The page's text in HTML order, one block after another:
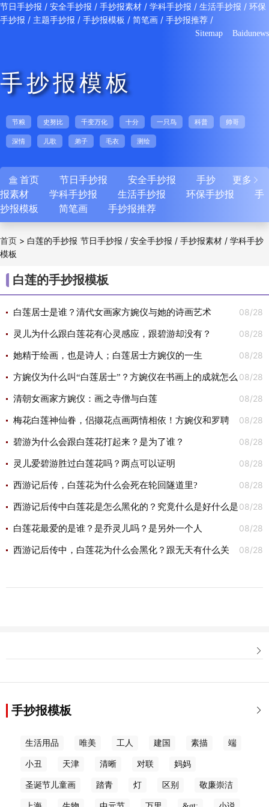
节日手抄报 / 安全手抄报 / 手抄报素材 / 学科手抄报 / 生活手抄报 / 环保
手抄报 / 主题手抄报 / 手抄报模板 / 简笔画 / 手抄报推荐 /
Sitemap Baidunews
手抄报模板
节粮 史努比 千变万化 十分 一只鸟 科普 帅哥
深情 儿歌 弟子 毛衣 测绘
更多 
 首页 节日手抄报 安全手抄报
手抄
报素材
学科手抄报 生活手抄报 环保手抄报
手
抄报模板
简笔画 手抄报推荐
节日手抄报 /安全手抄报 /手抄报素材 /学科手抄
首页 > 白莲的手抄报
模板
白莲的手抄报模板
08/28
白莲居士是谁？清代女画家方婉仪与她的诗画艺术
08/28
灵儿为什么跟白莲花有心灵感应，跟碧游却没有？
08/28
她精于绘画，也是诗人；白莲居士方婉仪的一生
08/28
方婉仪为什么叫“白莲居士”？方婉仪在书画上的成就怎么
样？ 08/28
清朝女画家方婉仪：画之寺僧与白莲
08/28
梅花白莲神仙眷，侣撷花点画两情相依！方婉仪和罗聘
08/28
碧游为什么会跟白莲花打起来？是为了谁？
08/28
灵儿爱碧游胜过白莲花吗？两点可以证明
08/28
西游记后传，白莲花为什么会死在轮回隧道里?
08/28
西游记后传中白莲花是怎么黑化的？究竟什么是好什么是
坏角度不同而已！ 08/28
白莲花最爱的是谁？是乔灵儿吗？是另外一个人
08/28
西游记后传中，白莲花为什么会黑化？跟无天有什么关


手抄报模板
生活用品 唯美 工人 建国 素描 端
小丑 天津 清晰 对联 妈妈
圣诞节儿童画 踏青 灯 区别 敬廉崇洁